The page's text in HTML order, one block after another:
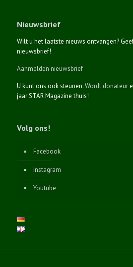
Nieuwsbrief
Wilt u het laatste nieuws ontvangen?
nieuwsbrief!
Aanmelden nieuwsbrief
U kunt ons ook steunen.Wordt donateur
jaar STAR Magazine thuis!
Volg ons!
Facebook
Instagram
Youtube